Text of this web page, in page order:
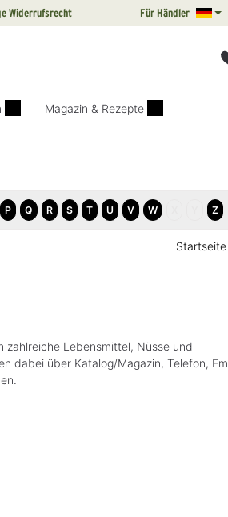
Widerrufsrecht Für Händler
Magazin & Rezepte
P Q R S T U V W Z
Startseite
zahlreiche Lebensmittel, Nüsse und
dabei über Katalog/Magazin, Telefon,